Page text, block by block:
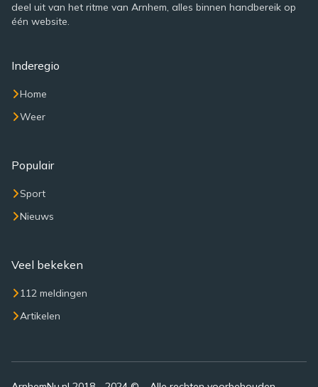
deel uit van het ritme van Arnhem, alles binnen handbereik op
één website.
Inderegio
Home
Weer
Populair
Sport
Nieuws
Veel bekeken
112 meldingen
Artikelen